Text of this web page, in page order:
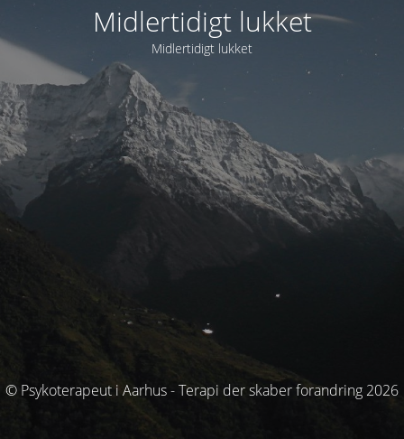
Midlertidigt lukket
Midlertidigt lukket
© Psykoterapeut i Aarhus - Terapi der skaber forandring 2026